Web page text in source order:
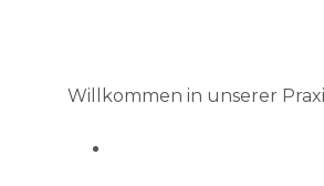
Willkommen in unserer